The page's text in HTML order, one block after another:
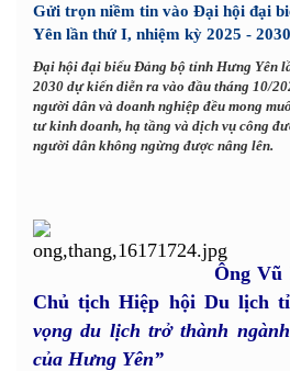
Gửi trọn niềm tin vào Đại hội đại
Yên lần thứ I, nhiệm kỳ 2025 - 2030
Đại hội đại biểu Đảng bộ tỉnh Hưng Yên
2030 dự kiến diễn ra vào đầu tháng 10/
người dân và doanh nghiệp đều mong
tư kinh doanh, hạ tầng và dịch vụ công
người dân không ngừng được nâng lên.
Ông Vũ
Chủ tịch Hiệp hội Du lịch
vọng du lịch trở thành
của Hưng Yên”